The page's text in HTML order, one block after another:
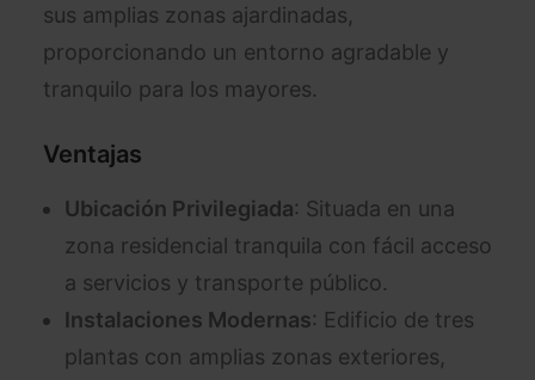
sus amplias zonas ajardinadas,
proporcionando un entorno agradable y
tranquilo para los mayores.
Ventajas
Ubicación Privilegiada: Situada en una
zona residencial tranquila con fácil acceso
a servicios y transporte público.
Instalaciones Modernas: Edificio de tres
plantas con amplias zonas exteriores,